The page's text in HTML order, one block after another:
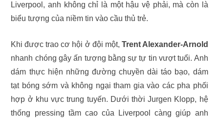
Liverpool, anh không chỉ là một hậu vệ phải, mà còn là
biểu tượng của niềm tin vào cầu thủ trẻ.
Khi được trao cơ hội ở đội một, Trent Alexander-Arnold
nhanh chóng gây ấn tượng bằng sự tự tin vượt tuổi. Anh
dám thực hiện những đường chuyền dài táo bạo, dám
tạt bóng sớm và không ngại tham gia vào các pha phối
hợp ở khu vực trung tuyến. Dưới thời Jurgen Klopp, hệ
thống pressing tầm cao của Liverpool càng giúp anh